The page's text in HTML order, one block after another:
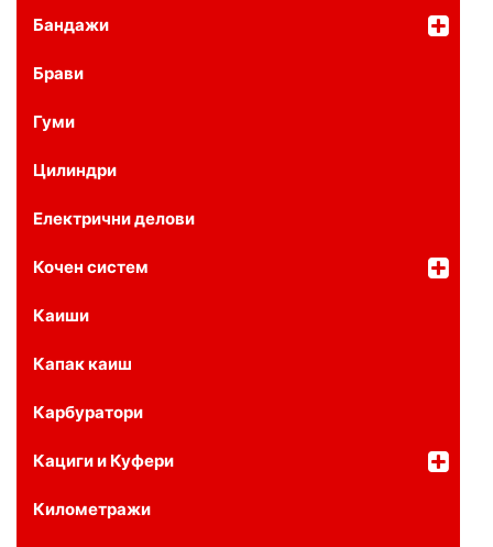
Бандажи
Брави
Гуми
Цилиндри
Електрични делови
Кочен систем
Каиши
Капак каиш
Карбуратори
Кациги и Куфери
Километражи